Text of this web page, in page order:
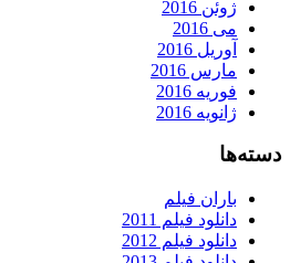
ژوئن 2016
می 2016
آوریل 2016
مارس 2016
فوریه 2016
ژانویه 2016
دسته‌ها
باران فیلم
دانلود فیلم 2011
دانلود فیلم 2012